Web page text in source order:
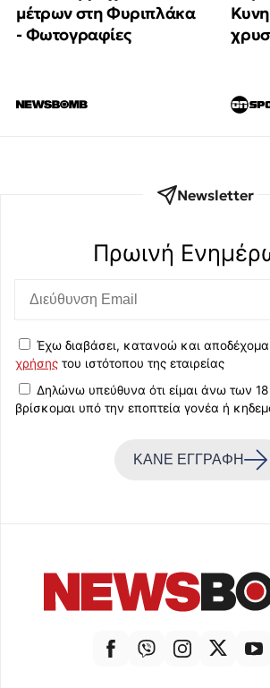
μέτρων στη Φυριπλάκα
- Φωτογραφίες
Newsletter
Πρωινή
Έχω διαβάσει, κατανοώ και
χρήσης του ιστότοπου της εταιρείας
Δηλώνω υπεύθυνα ότι είμαι άνω των 18
βρίσκομαι υπό την εποπτεία γονέα ή
ΚΑΝΕ ΕΓΓΡΑΦΗ